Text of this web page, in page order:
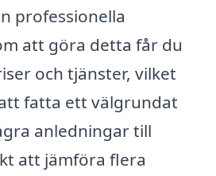
professionella
att göra detta får du
och tjänster, vilket
fatta ett välgrundat
anledningar till
att jämföra flera